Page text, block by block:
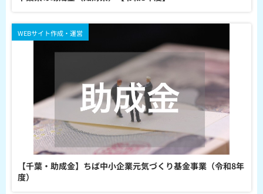
【千葉・助成金】ちば中小企業元気づくり基金事業（令和8年
度）
WEBサイト作成・運営